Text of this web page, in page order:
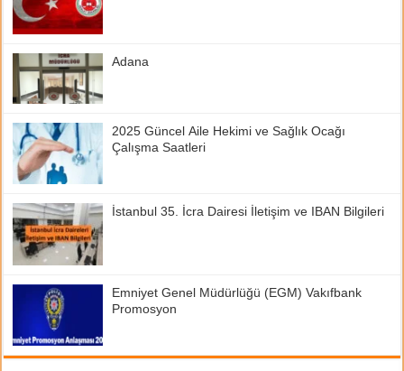
Adana
2025 Güncel Aile Hekimi ve Sağlık Ocağı
Çalışma Saatleri
İstanbul 35. İcra Dairesi İletişim ve IBAN Bilgileri
Emniyet Genel Müdürlüğü (EGM) Vakıfbank
Promosyon